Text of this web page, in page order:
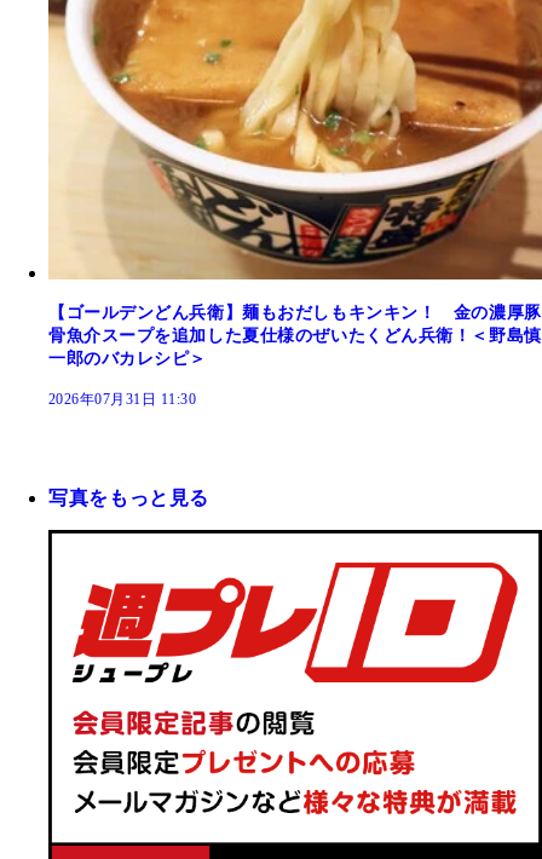
【ゴールデンどん兵衛】麺もおだしもキンキン！ 金の濃厚豚
骨魚介スープを追加した夏仕様のぜいたくどん兵衛！＜野島慎
一郎のバカレシピ＞
2026年07月31日 11:30
写真をもっと見る